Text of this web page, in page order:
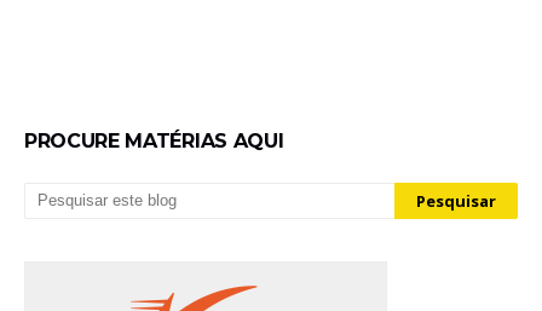
PROCURE MATÉRIAS AQUI